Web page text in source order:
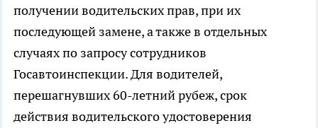
получении водительских прав, при их
последующей замене, а также в отдельных
случаях по запросу сотрудников
Госавтоинспекции. Для водителей,
перешагнувших 60-летний рубеж, срок
действия водительского удостоверения